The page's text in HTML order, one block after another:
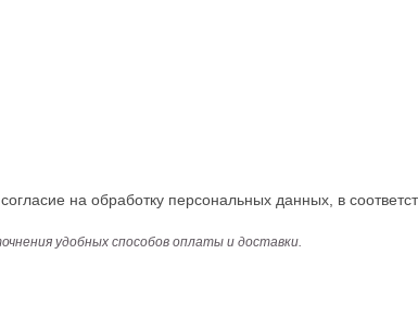
на обработку персональных данных, в
удобных способов оплаты и доставки.